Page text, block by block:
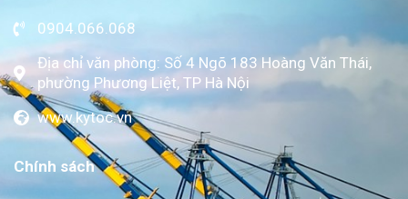
0904.066.068
Địa chỉ văn phòng: Số 4 Ngõ 183 Hoàng Văn Thái,
phường Phương Liệt, TP Hà Nội
www.kytoc.vn
Chính sách